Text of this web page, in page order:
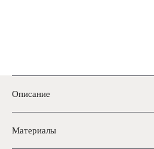
Описание
Материалы
В каталог
СДЕЛАЙТЕ